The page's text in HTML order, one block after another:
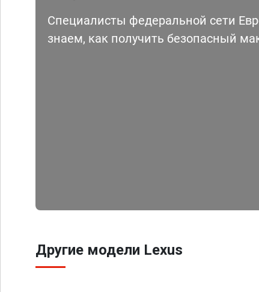
Специалисты федеральной сети
знаем, как получить безопасный
Другие модели Lexus